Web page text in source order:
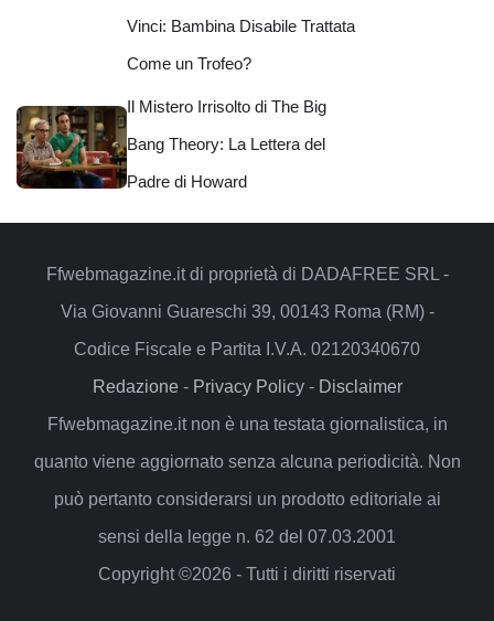
Vinci: Bambina Disabile Trattata
Come un Trofeo?
Il Mistero Irrisolto di The Big
Bang Theory: La Lettera del
Padre di Howard
Ffwebmagazine.it di proprietà di DADAFREE SRL -
Via Giovanni Guareschi 39, 00143 Roma (RM) -
Codice Fiscale e Partita I.V.A. 02120340670
Redazione- Privacy Policy- Disclaimer
Ffwebmagazine.it non è una testata giornalistica, in
quanto viene aggiornato senza alcuna periodicità. Non
può pertanto considerarsi un prodotto editoriale ai
sensi della legge n. 62 del 07.03.2001
Copyright ©2026 - Tutti i diritti riservati